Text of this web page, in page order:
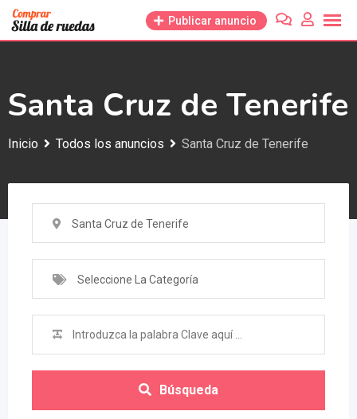
Saltar
Publicar anuncio
Santa Cruz de Tenerife
Inicio Todos los anuncios Santa Cruz de Tenerife
Santa Cruz de Tenerife
Seleccione La Categoría
Búsqueda